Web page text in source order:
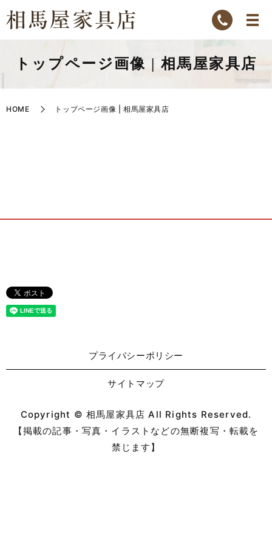
トップページ画像 | 相馬屋家具店
HOME トップページ画像 | 相馬屋家具店
プライバシーポリシー
サイトマップ
Copyright © 相馬屋家具店 All Rights Reserved.
【掲載の記事・写真・イラストなどの無断複写・転載を
禁じます】